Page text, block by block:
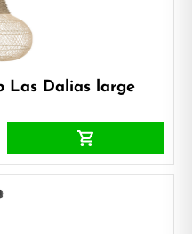
Las Dalias large